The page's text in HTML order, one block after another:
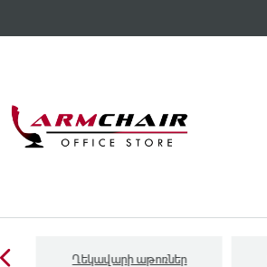
Ղեկավարի աթոռներ